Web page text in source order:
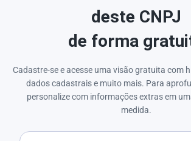
deste CNPJ
de forma
Cadastre-se e acesse uma visão gratuita com
dados cadastrais e muito mais. Para
personalize com informações extras em
medida.